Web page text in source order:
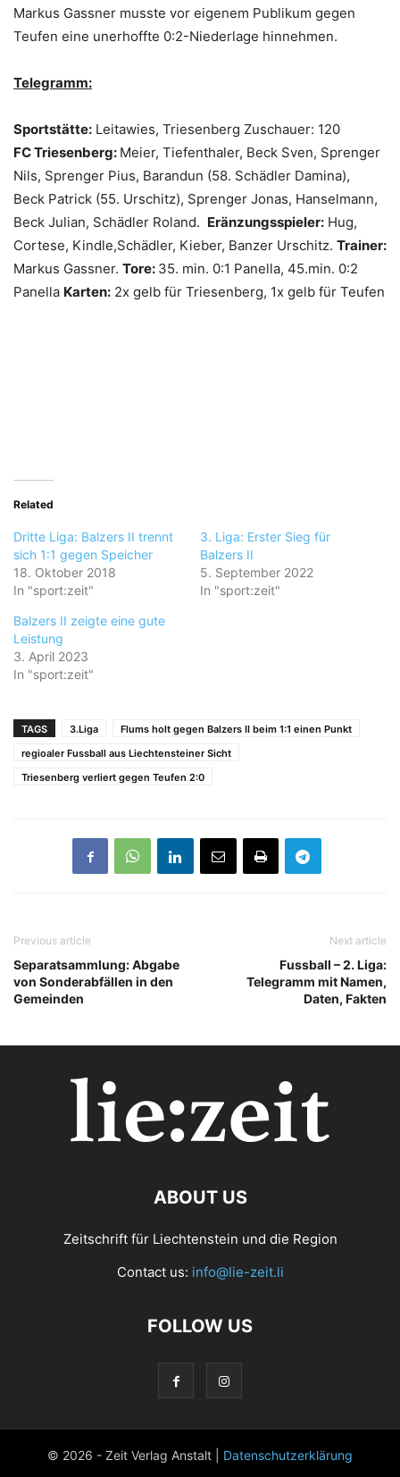
Markus Gassner musste vor eigenem Publikum gegen
Teufen eine unerhoffte 0:2-Niederlage hinnehmen.
Telegramm:
Sportstätte: Leitawies, Triesenberg Zuschauer: 120
FC Triesenberg: Meier, Tiefenthaler, Beck Sven, Sprenger
Nils, Sprenger Pius, Barandun (58. Schädler Damina),
Beck Patrick (55. Urschitz), Sprenger Jonas, Hanselmann,
Beck Julian, Schädler Roland. Eränzungsspieler: Hug,
Cortese, Kindle,Schädler, Kieber, Banzer Urschitz. Trainer:
Markus Gassner. Tore: 35. min. 0:1 Panella, 45.min. 0:2
Panella Karten: 2x gelb für Triesenberg, 1x gelb für Teufen
Related
Dritte Liga: Balzers II trennt
sich 1:1 gegen Speicher
18. Oktober 2018
In "sport:zeit"
3. Liga: Erster Sieg für
Balzers II
5. September 2022
In "sport:zeit"
Balzers II zeigte eine gute
Leistung
3. April 2023
In "sport:zeit"
TAGS 3.Liga
Flums holt gegen Balzers II beim 1:1 einen Punkt
regioaler Fussball aus Liechtensteiner Sicht
Triesenberg verliert gegen Teufen 2:0
Previous article
Separatsammlung: Abgabe
von Sonderabfällen in den
Gemeinden
Next article
Fussball – 2. Liga:
Telegramm mit Namen,
Daten, Fakten
ABOUT US
Zeitschrift für Liechtenstein und die Region
Contact us: info@lie-zeit.li
FOLLOW US
© 2026 - Zeit Verlag Anstalt | Datenschutzerklärung